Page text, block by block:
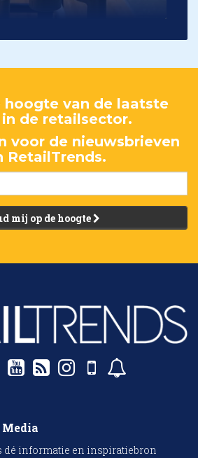
van de laatste
de retailsector.
voor de nieuwsbrieven
RetailTrends.
mij op de hoogte
dé informatie en inspiratiebron